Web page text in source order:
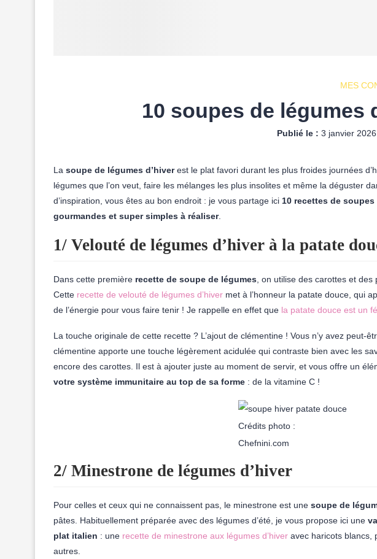
MES
10 soupes de légumes
Publié le : 3 janvier 2026
La soupe de légumes d’hiverest le plat favori durant les plus froides journées
légumes que l’on veut, faire les mélanges les plus insolites et même la déguster
d’inspiration, vous êtes au bon endroit : je vous partage ici 10 recettes de
gourmandes et super simples à réaliser.
1/ Velouté de légumes d’hiver à la patate
Dans cette première recette de soupe de légumes , on utilise des carottes et
Cette recette de velouté de légumes d’hiver met à l’honneur la patate douce, qui
de l’énergie pour vous faire tenir ! Je rappelle en effet que la patate douce est un
La touche originale de cette recette ? L’ajout de clémentine ! Vous n’y avez peut-
clémentine apporte une touche légèrement acidulée qui contraste bien avec les
encore des carottes. Il est à ajouter juste au moment de servir, et vous offre un
votre système immunitaire au top de sa forme : de la vitamine C !
Crédits photo :
Chefnini.com
2/ Minestrone de légumes d’hiver
Pour celles et ceux qui ne connaissent pas, le minestrone est une soupe de
pâtes. Habituellement préparée avec des légumes d’été, je vous propose ici une
plat italien : une recette de minestrone aux légumes d’hiver avec haricots blancs,
autres.